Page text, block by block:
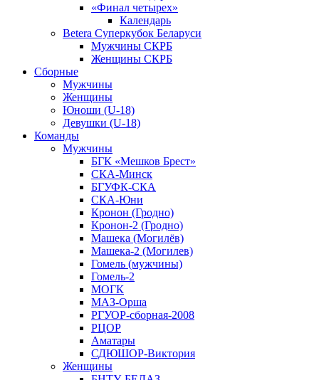
«Финал четырех»
Календарь
Betera Суперкубок Беларуси
Мужчины СКРБ
Женщины СКРБ
Сборные
Мужчины
Женщины
Юноши (U-18)
Девушки (U-18)
Команды
Мужчины
БГК «Мешков Брест»
СКА-Минск
БГУФК-СКА
СКА-Юни
Кронон (Гродно)
Кронон-2 (Гродно)
Машека (Могилёв)
Машека-2 (Могилев)
Гомель (мужчины)
Гомель-2
МОГК
МАЗ-Орша
РГУОР-сборная-2008
РЦОР
Аматары
СДЮШОР-Виктория
Женщины